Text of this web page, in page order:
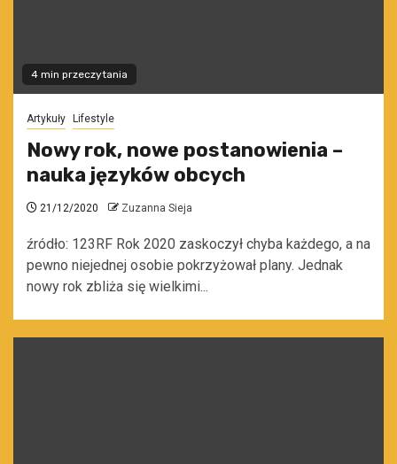
4 min przeczytania
Artykuły Lifestyle
Nowy rok, nowe postanowienia –
nauka języków obcych
21/12/2020 Zuzanna Sieja
źródło: 123RF Rok 2020 zaskoczył chyba każdego, a na
pewno niejednej osobie pokrzyżował plany. Jednak
nowy rok zbliża się wielkimi...